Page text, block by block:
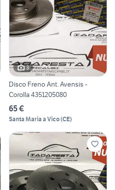
3
Disco Freno Ant. Avensis -
Corolla 4351205080
65 €
Santa Maria a Vico(CE)